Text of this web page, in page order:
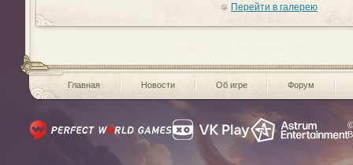
Перейти в галерею
Главная Новости Об игре Форум